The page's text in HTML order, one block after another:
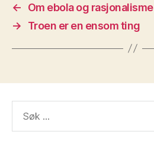
←
Om ebola og rasjonalisme
→
Troen er en ensom ting
etter: